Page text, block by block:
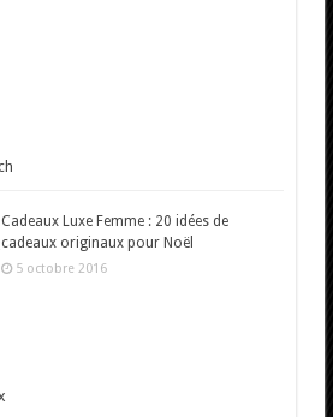
Cadeaux Luxe Femme : 20 idées de
cadeaux originaux pour Noël
5 octobre 2016